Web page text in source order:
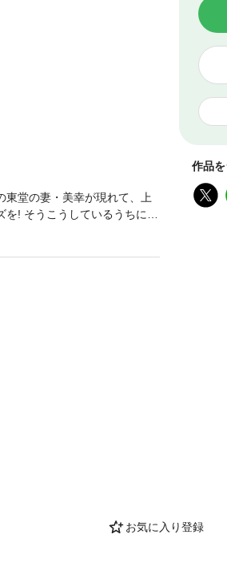
作品
お気に入り登録
堂の妻・美幸が現れて、上
! そうこうしているうちに、
２巻!!